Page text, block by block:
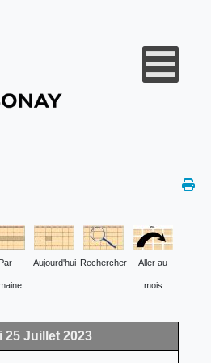
Par Aujourd'hui Rechercher Aller au
mois
25 Juillet 2023